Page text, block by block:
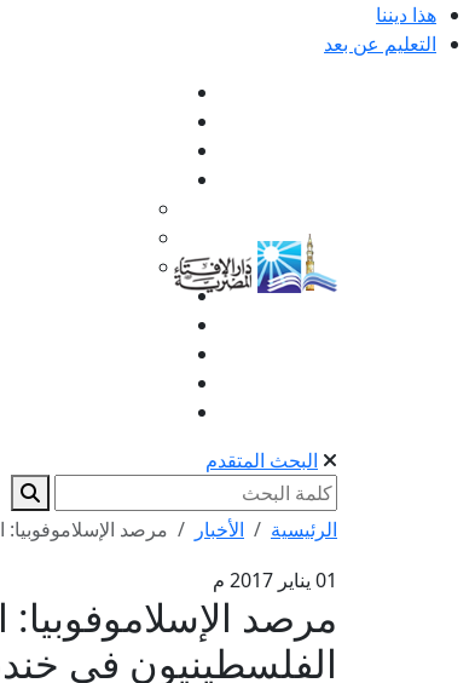
هذا ديننا
التعليم عن بعد
البحث المتقدم
الرئيسية الأخبار
مرصد
01 يناير 2017 م
مرصد
الفلسطينيون في